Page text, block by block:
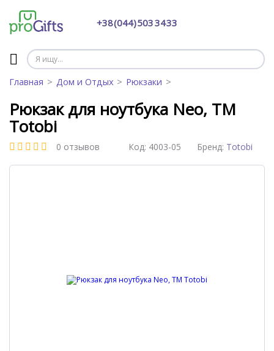
+38 (044) 503 34 33
Главная Дом и Отдых Рюкзаки
Рюкзак для ноутбука Neo, ТМ
Totobi
0 отзывов Бренд: Totobi
Код: 4003-05